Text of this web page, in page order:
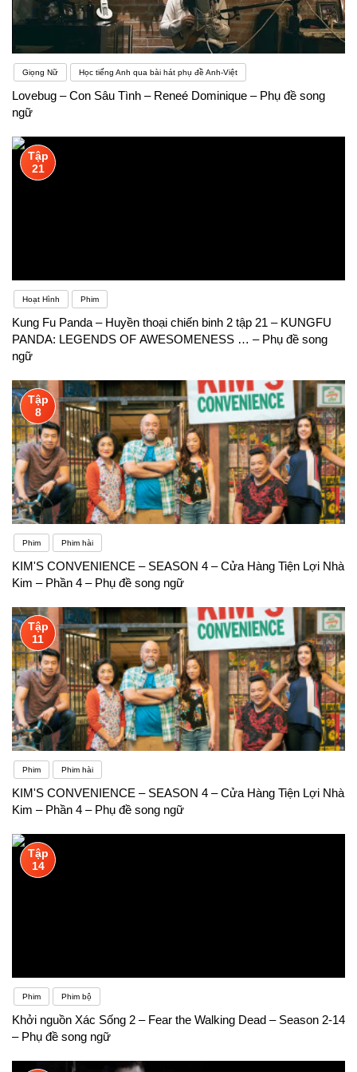
Giọng Nữ Học tiếng Anh qua bài hát phụ đề Anh-Việt
Lovebug – Con Sâu Tình – Reneé Dominique – Phụ đề song
ngữ
Tập
21
Hoạt Hình Phim
Kung Fu Panda – Huyền thoại chiến binh 2 tập 21 – KUNGFU
PANDA: LEGENDS OF AWESOMENESS … – Phụ đề song
ngữ
Tập
8
Phim Phim hài
KIM'S CONVENIENCE – SEASON 4 – Cửa Hàng Tiện Lợi Nhà
Kim – Phần 4 – Phụ đề song ngữ
Tập
11
Phim Phim hài
KIM'S CONVENIENCE – SEASON 4 – Cửa Hàng Tiện Lợi Nhà
Kim – Phần 4 – Phụ đề song ngữ
Tập
14
Phim Phim bộ
Khởi nguồn Xác Sống 2 – Fear the Walking Dead – Season 2-14
– Phụ đề song ngữ